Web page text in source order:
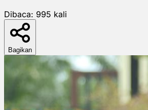
Dibaca: 995 kali
Bagikan